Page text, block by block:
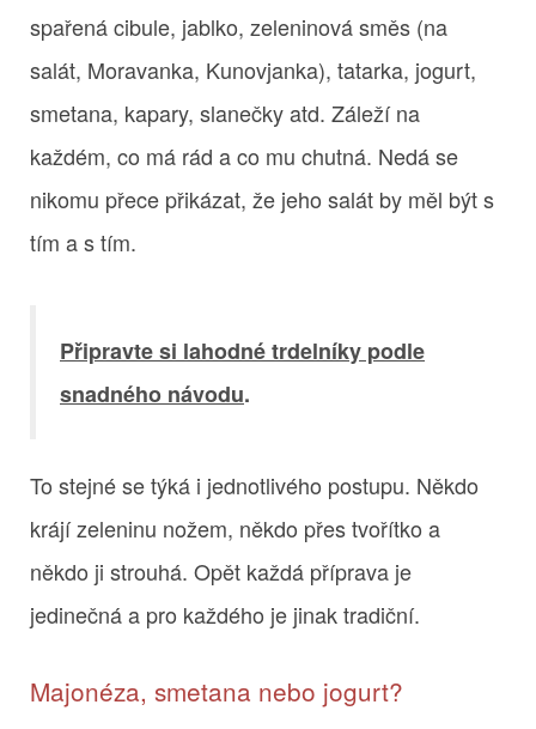
spařená cibule, jablko, zeleninová směs (na
salát, Moravanka, Kunovjanka), tatarka, jogurt,
smetana, kapary, slanečky atd. Záleží na
každém, co má rád a co mu chutná. Nedá se
nikomu přece přikázat, že jeho salát by měl být s
tím a s tím.
Připravte si lahodné trdelníky podle
snadného návodu.
To stejné se týká i jednotlivého postupu. Někdo
krájí zeleninu nožem, někdo přes tvořítko a
někdo ji strouhá. Opět každá příprava je
jedinečná a pro každého je jinak tradiční.
Majonéza, smetana nebo jogurt?